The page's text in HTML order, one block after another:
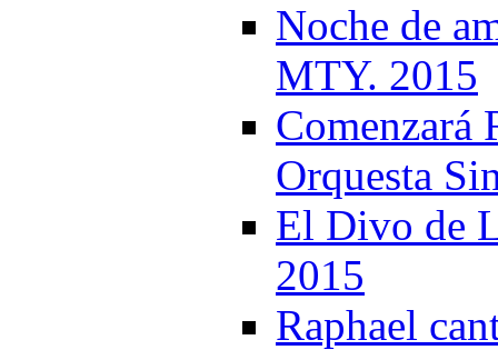
Noche de
MTY. 2015
Comenzará
Orquesta
El Divo de
2015
Raphael